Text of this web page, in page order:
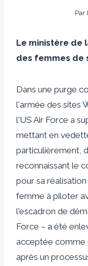
Par
Le ministère de
des femmes de
Dans une purge
l'armée des sites
l'US Air Force a
mettant en
particulièrement,
reconnaissant le
pour sa
femme à piloter
l'escadron de
Force – a été
acceptée comme
après un